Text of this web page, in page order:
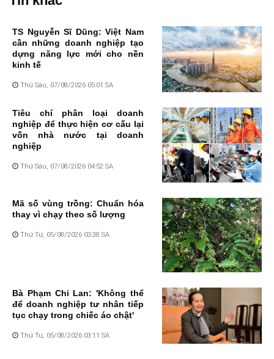
TS Nguyễn Sĩ Dũng: Việt Nam
cần những doanh nghiệp tạo
dựng năng lực mới cho nền
kinh tế
Thứ Sáu, 07/08/2026 05:01 SA
Tiêu chí phân loại doanh
nghiệp để thực hiện cơ cấu lại
vốn nhà nước tại doanh
nghiệp
Thứ Sáu, 07/08/2026 04:52 SA
Mã số vùng trồng: Chuẩn hóa
thay vì chạy theo số lượng
Thứ Tư, 05/08/2026 03:38 SA
Bà Phạm Chi Lan: 'Không thể
để doanh nghiệp tư nhân tiếp
tục chạy trong chiếc áo chật'
Thứ Tư, 05/08/2026 03:11 SA